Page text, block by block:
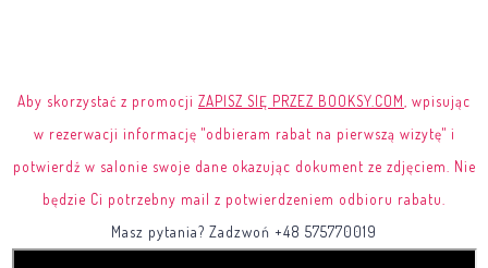
Aby skorzystać z promocji ZAPISZ SIĘ PRZEZ BOOKSY.COM , wpisując
w rezerwacji informację "odbieram rabat na pierwszą wizytę" i
potwierdź w salonie swoje dane okazując dokument ze zdjęciem . Nie
będzie Ci potrzebny mail z potwierdzeniem odbioru rabatu.
Masz pytania? Zadzwoń +48 575770019